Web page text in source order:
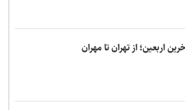
قرار دارند
ملی نمایش‌های آیینی و مذهبی «نی‌ناله»
اربعین؛ از تهران تا مهران